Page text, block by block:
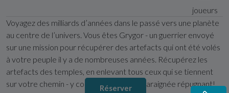
joueurs
Voyagez des milliards d’années dans le passé vers une planète
au centre de l’univers. Vous êtes Grygor - un guerrier envoyé
sur une mission pour récupérer des artefacts qui ont été volés
à votre peuple il y a de nombreuses années. Récupérez les
artefacts des temples, en enlevant tous ceux qui se tiennent
sur votre chemin - y compris un monstre araignée répugnant!
Réserver